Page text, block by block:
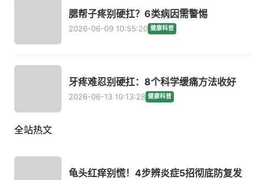
腮帮子疼别硬扛？6类病因需警惕
2026-06-09 10:55:20 健康科普
牙疼难忍别硬扛：8个科学缓痛方法收好
2026-06-13 10:13:28 健康科普
全站热文
龟头红痒别慌！4步辨炎症5招彻底防复发